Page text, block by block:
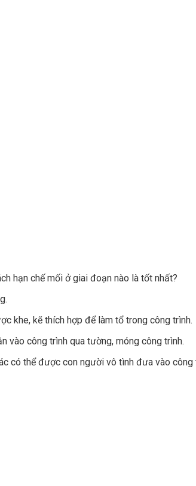
hạn chế mối ở giai đoạn nào là tốt nhất?
khe, kẽ thích hợp để làm tổ trong công trình.
vào công trình qua tường, móng công trình.
có thể được con người vô tình đưa vào công